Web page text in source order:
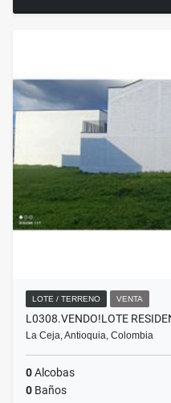
LOTE / TERRENO VENTA
L0308.VENDO!LOTE
La Ceja, Antioquia, Colombia
0Alcobas
0 Baños